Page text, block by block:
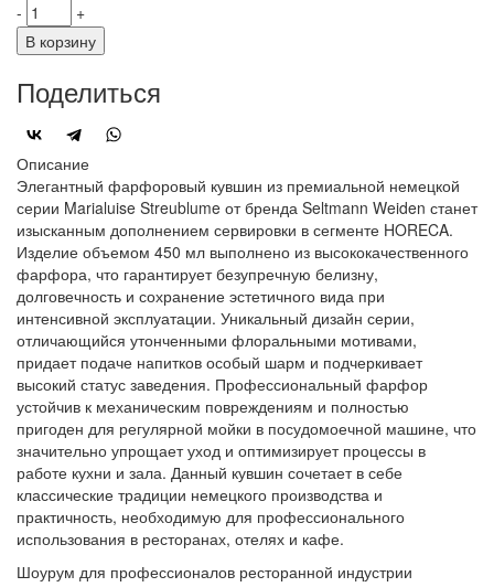
-
+
В корзину
Поделиться
Описание
Элегантный фарфоровый кувшин из премиальной немецкой
серии Marialuise Streublume от бренда Seltmann Weiden станет
изысканным дополнением сервировки в сегменте HORECA.
Изделие объемом 450 мл выполнено из высококачественного
фарфора, что гарантирует безупречную белизну,
долговечность и сохранение эстетичного вида при
интенсивной эксплуатации. Уникальный дизайн серии,
отличающийся утонченными флоральными мотивами,
придает подаче напитков особый шарм и подчеркивает
высокий статус заведения. Профессиональный фарфор
устойчив к механическим повреждениям и полностью
пригоден для регулярной мойки в посудомоечной машине, что
значительно упрощает уход и оптимизирует процессы в
работе кухни и зала. Данный кувшин сочетает в себе
классические традиции немецкого производства и
практичность, необходимую для профессионального
использования в ресторанах, отелях и кафе.
Шоурум для профессионалов ресторанной индустрии